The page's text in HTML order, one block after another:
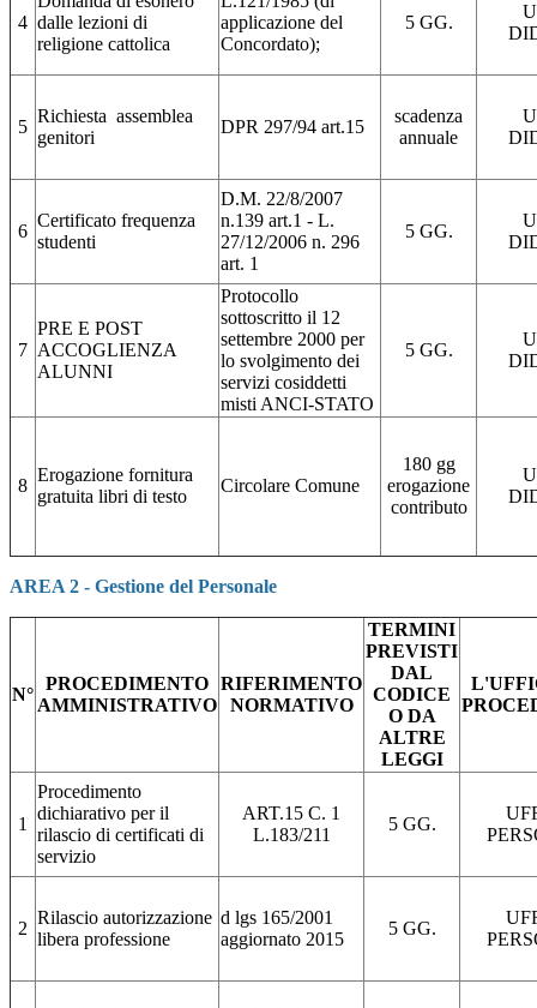
4 dalle lezioni di
religione cattolica
applicazione del
Concordato);
5 GG.
5
Richiesta assemblea
genitori
DPR 297/94 art.15
scadenza
annuale
6
Certificato frequenza
studenti
D.M. 22/8/2007
n.139 art.1 - L.
27/12/2006 n. 296
art. 1
5 GG.
7
PRE E POST
ACCOGLIENZA
ALUNNI
Protocollo
sottoscritto il 12
settembre 2000 per
lo svolgimento dei
servizi cosiddetti
misti ANCI-STATO
5 GG.
8
Erogazione fornitura
gratuita libri di testo
Circolare Comune
180 gg
erogazione
contributo
AREA 2 - Gestione del Personale
N°
PROCEDIMENTO
AMMINISTRATIVO
RIFERIMENTO
NORMATIVO
TERMINI
PREVISTI
DAL
CODICE
O DA
ALTRE
LEGGI
1
Procedimento
dichiarativo per il
rilascio di certificati di
servizio
ART.15 C. 1
L.183/211
5 GG.
2
Rilascio autorizzazione
libera professione
d lgs 165/2001
aggiornato 2015
5 GG.